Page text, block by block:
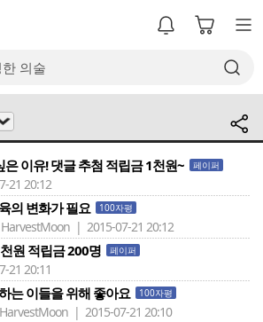
이유! 댓글 추첨 적립금 1천원~ 페이퍼
21 20:12
의 변화가 필요 100자평
HarvestMoon | 2015-07-21 20:12
원 적립금 200명 페이퍼
21 20:11
는 이들을 위해 좋아요 100자평
HarvestMoon | 2015-07-21 20:10